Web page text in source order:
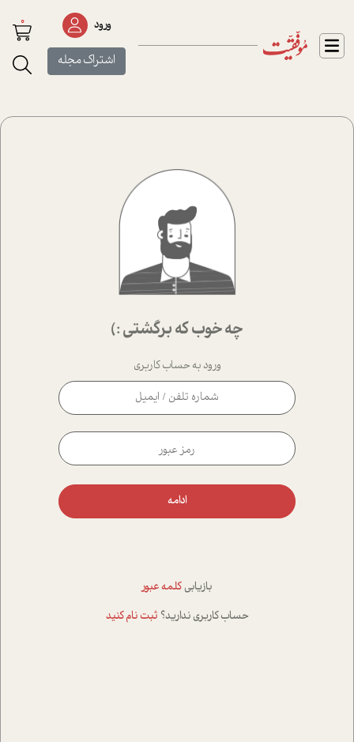
ورود
اشتراک مجله
0
چه خوب که برگشتی :)
ورود به حساب کاربری
ادامه
بازیابی کلمه عبور
حساب کاربری ندارید؟ ثبت نام کنید